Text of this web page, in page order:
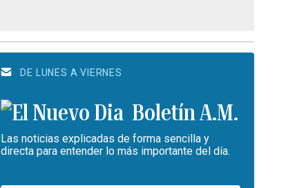
DE LUNES A VIERNES
Boletín A.M.
Las noticias explicadas de forma sencilla y
directa para entender lo más importante del día.